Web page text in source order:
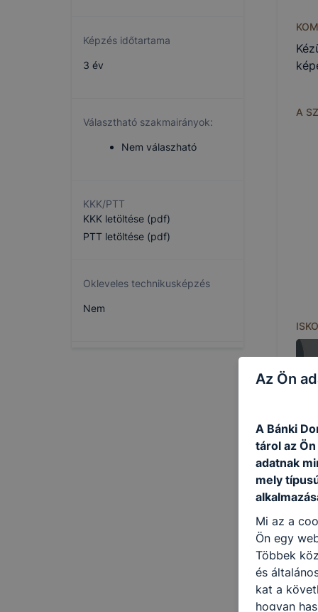
Képzés időtartama
3 év
Választható szakmairányok:
Nem válaszható
KKK/PTT
KKK letöltése (pdf)
PTT letöltése (pdf)
Okleveles technikusképzés
Nem
A
Az Ön
A Bánki
tárol az
adatnak
mely
Mi az a
Ön egy
Többek
és
kat a
hogyan